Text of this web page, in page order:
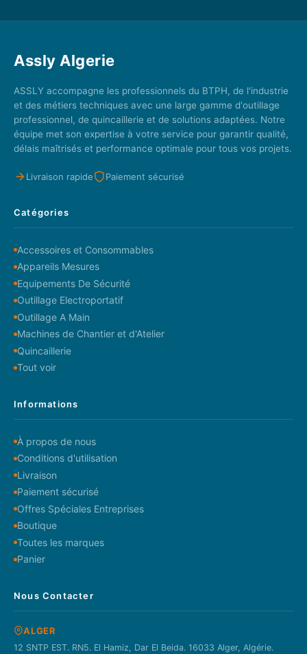
Assly Algerie
ASSLY accompagne les professionnels du BTPH, de l'industrie
et des métiers techniques avec une large gamme d'outillage
professionnel, de quincaillerie et de solutions adaptées. Notre
équipe met son expertise à votre service pour garantir qualité,
délais maîtrisés et performance optimale pour tous vos projets.
Livraison rapide Paiement sécurisé
Catégories
Accessoires et Consommables
Appareils Mesures
Equipements De Sécurité
Outillage Electroportatif
Outillage A Main
Machines de Chantier et d'Atelier
Quincaillerie
Tout voir
Informations
À propos de nous
Conditions d'utilisation
Livraison
Paiement sécurisé
Offres Spéciales Entreprises
Boutique
Toutes les marques
Panier
Nous Contacter
ALGER
12 SNTP EST. RN5. El Hamiz, Dar El Beida. 16033 Alger, Algérie.